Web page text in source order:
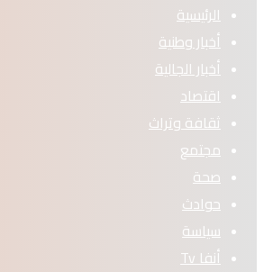
الرئيسية
أخبار وطنية
أخبار الجالية
اقتصاد
ثقافة وتراث
مجتمع
صحة
حوادث
سياسة
أنفا Tv